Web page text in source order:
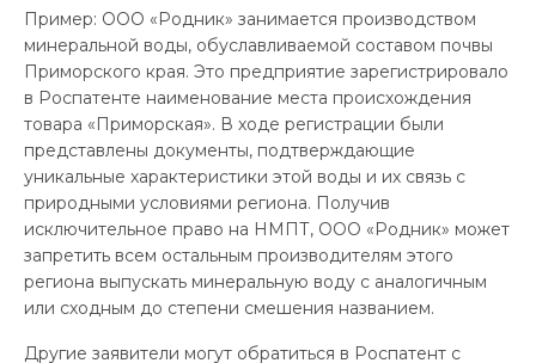
Пример: ООО «Родник» занимается производством
минеральной воды, обуславливаемой составом почвы
Приморского края. Это предприятие зарегистрировало
в Роспатенте наименование места происхождения
товара «Приморская». В ходе регистрации были
представлены документы, подтверждающие
уникальные характеристики этой воды и их связь с
природными условиями региона. Получив
исключительное право на НМПТ, ООО «Родник» может
запретить всем остальным производителям этого
региона выпускать минеральную воду с аналогичным
или сходным до степени смешения названием.
Другие заявители могут обратиться в Роспатент с